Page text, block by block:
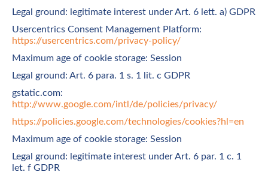
Legal ground: legitimate interest under Art. 6 lett. a) GDPR
Usercentrics Consent Management Platform:
https://usercentrics.com/privacy-policy/
Maximum age of cookie storage: Session
Legal ground: Art. 6 para. 1 s. 1 lit. c GDPR
gstatic.com:
http://www.google.com/intl/de/policies/privacy/
https://policies.google.com/technologies/cookies?hl=en
Maximum age of cookie storage: Session
Legal ground: legitimate interest under Art. 6 par. 1 c. 1
let. f GDPR